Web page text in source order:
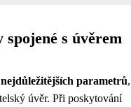
s úvěrem
parametrů
úvěr. Při poskytování